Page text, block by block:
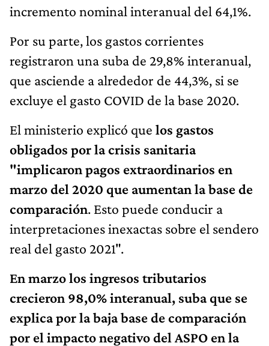
incremento nominal interanual del 64,1%.
Por su parte, los gastos corrientes
registraron una suba de 29,8% interanual,
que asciende a alrededor de 44,3%, si se
excluye el gasto COVID de la base 2020.
El ministerio explicó que los gastos
obligados por la crisis sanitaria
"implicaron pagos extraordinarios en
marzo del 2020 que aumentan la base de
comparación. Esto puede conducir a
interpretaciones inexactas sobre el sendero
real del gasto 2021".
En marzo los ingresos tributarios
crecieron 98,0% interanual, suba que se
explica por la baja base de comparación
por el impacto negativo del ASPO en la